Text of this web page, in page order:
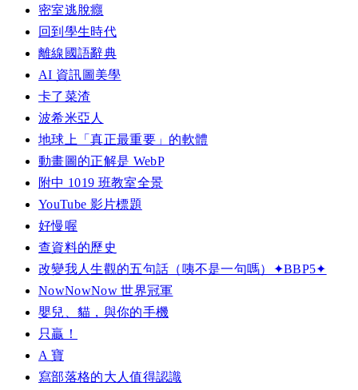
密室逃脫癮
回到學生時代
離線國語辭典
AI 資訊圖美學
卡了菜渣
波希米亞人
地球上「真正最重要」的軟體
動畫圖的正解是 WebP
附中 1019 班教室全景
YouTube 影片標題
好慢喔
查資料的歷史
改變我人生觀的五句話（咦不是一句嗎）✦BBP5✦
NowNowNow 世界冠軍
嬰兒、貓，與你的手機
只贏！
A 寶
寫部落格的大人值得認識